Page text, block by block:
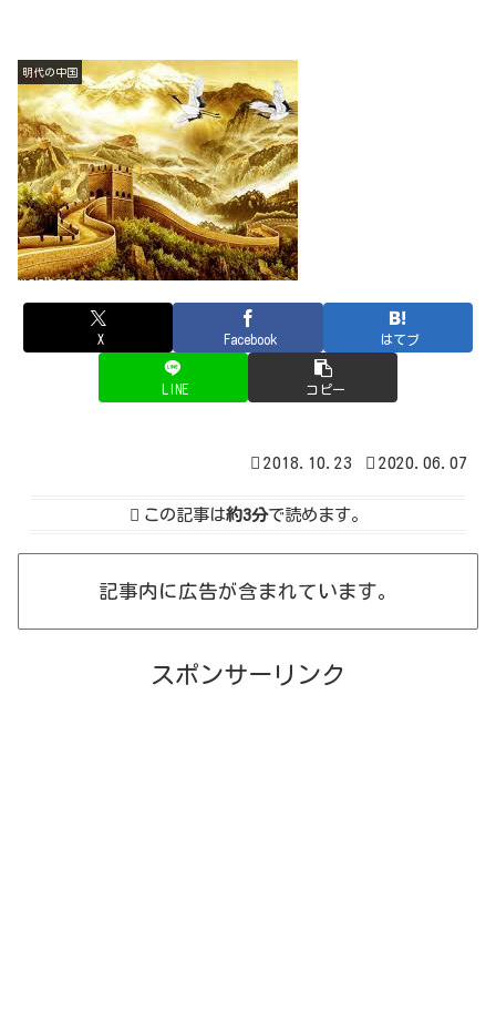
明代の中国
X Facebook はてブ
LINE コピー
2018.10.23 2020.06.07
この記事は約3分で読めます。
記事内に広告が含まれています。
スポンサーリンク